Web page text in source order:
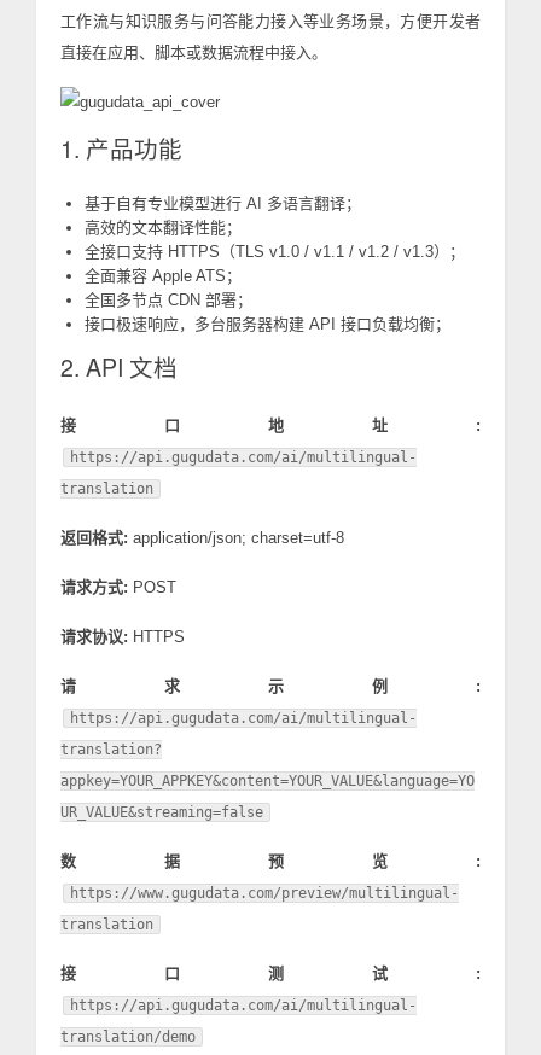
工作流与知识服务与问答能力接入等业务场景，方便开发者
直接在应用、脚本或数据流程中接入。
1. 产品功能
基于自有专业模型进行 AI 多语言翻译；
高效的文本翻译性能；
全接口支持 HTTPS（TLS v1.0 / v1.1 / v1.2 / v1.3）；
全面兼容 Apple ATS；
全国多节点 CDN 部署；
接口极速响应，多台服务器构建 API 接口负载均衡；
2. API 文档
接口地址:
https://api.gugudata.com/ai/multilingual-
translation
返回格式: application/json; charset=utf-8
请求方式: POST
请求协议: HTTPS
请求示例:
https://api.gugudata.com/ai/multilingual-
translation?
appkey=YOUR_APPKEY&content=YOUR_VALUE&language=YO
UR_VALUE&streaming=false
数据预览:
https://www.gugudata.com/preview/multilingual-
translation
接口测试:
https://api.gugudata.com/ai/multilingual-
translation/demo